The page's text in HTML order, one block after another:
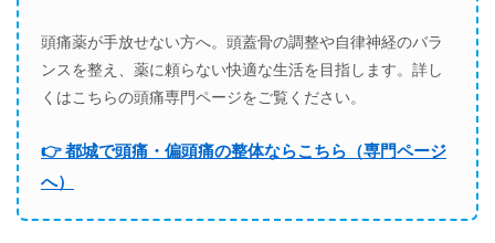
頭痛薬が手放せない方へ。頭蓋骨の調整や自律神経のバラ
ンスを整え、薬に頼らない快適な生活を目指します。詳し
くはこちらの頭痛専門ページをご覧ください。
👉 都城で頭痛・偏頭痛の整体ならこちら（専門ページ
へ）